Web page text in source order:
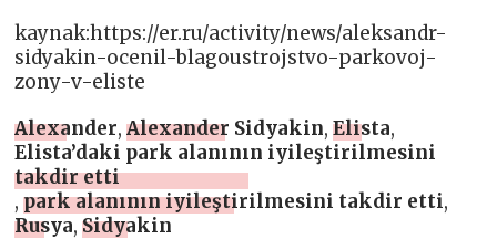
kaynak:https://er.ru/activity/news/aleksandr-
sidyakin-ocenil-blagoustrojstvo-parkovoj-
zony-v-eliste
Alexander,Alexander Sidyakin,Elista,
Elista’daki park alanının iyileştirilmesini
takdir etti
,park alanının iyileştirilmesini takdir etti,
Rusya,Sidyakin